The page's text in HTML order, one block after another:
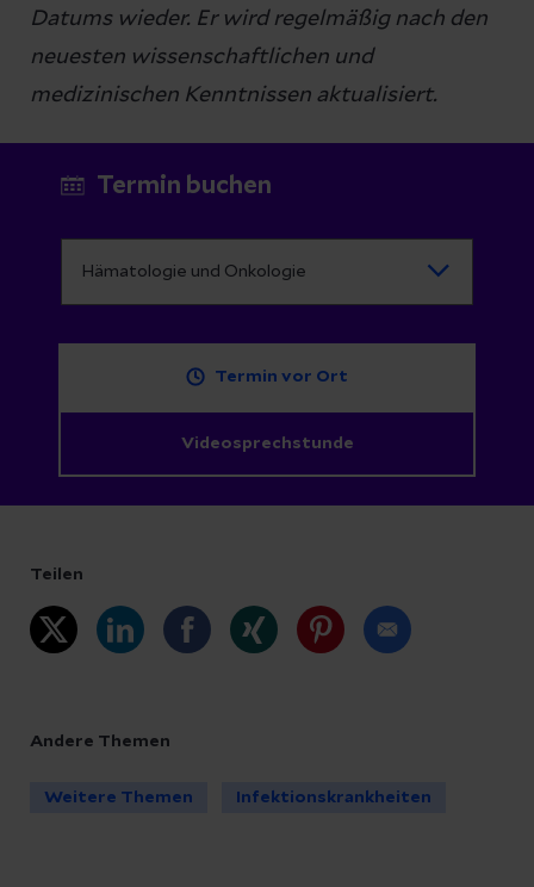
Datums wieder. Er wird regelmäßig nach den
neuesten wissenschaftlichen und
medizinischen Kenntnissen aktualisiert.
Termin buchen
Termin vor Ort
Videosprechstunde
Teilen
Andere Themen
Weitere Themen Infektionskrankheiten